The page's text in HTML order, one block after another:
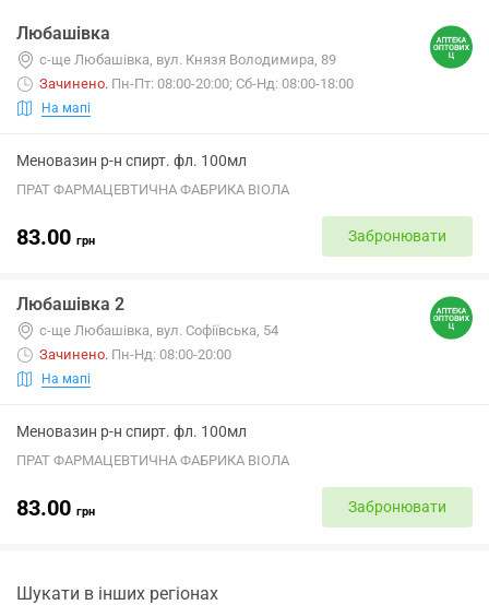
Любашівка
с-ще Любашівка, вул. Князя Володимира, 89
Зачинено. Пн-Пт: 08:00-20:00; Сб-Нд: 08:00-18:00
На мапі
Меновазин р-н спирт. фл. 100мл
ПРАТ ФАРМАЦЕВТИЧНА ФАБРИКА ВІОЛА
83.00 грн Забронювати
Любашівка 2
с-ще Любашівка, вул. Софіївська, 54
Зачинено. Пн-Нд: 08:00-20:00
На мапі
Меновазин р-н спирт. фл. 100мл
ПРАТ ФАРМАЦЕВТИЧНА ФАБРИКА ВІОЛА
83.00 грн Забронювати
Шукати в інших регіонах